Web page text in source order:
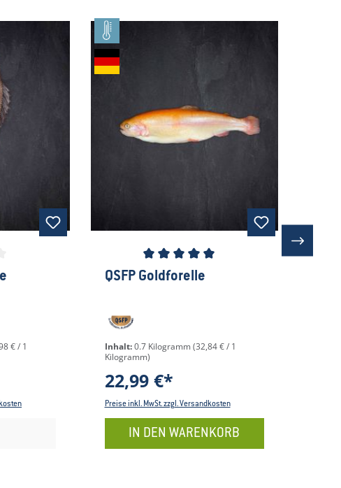
von 4 von 5 Sternen
€ / 1
Durchschnittliche Bewertung von 5 von
QSFP Goldforelle
Inhalt:0.7 Kilogramm(32,84 € / 1
Kilogramm)
22,99 €*
Preise inkl. MwSt. zzgl. Versandkosten
IN DEN WARENKORB